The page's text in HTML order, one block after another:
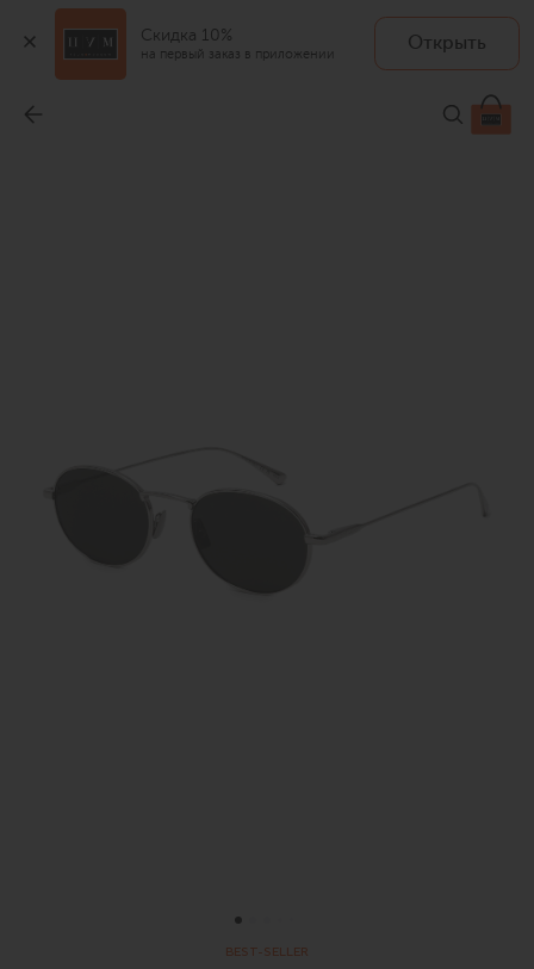
Скидка 10%
на первый заказ в приложении
Открыть
49 100 ₽
BEST-SELLER